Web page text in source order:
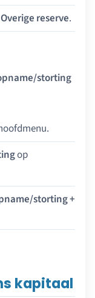
Overige reserve.
storting
op
storting +
kapitaal